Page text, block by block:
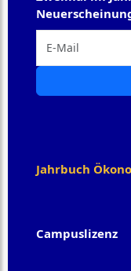
Campuslizenz
Jahrbuch